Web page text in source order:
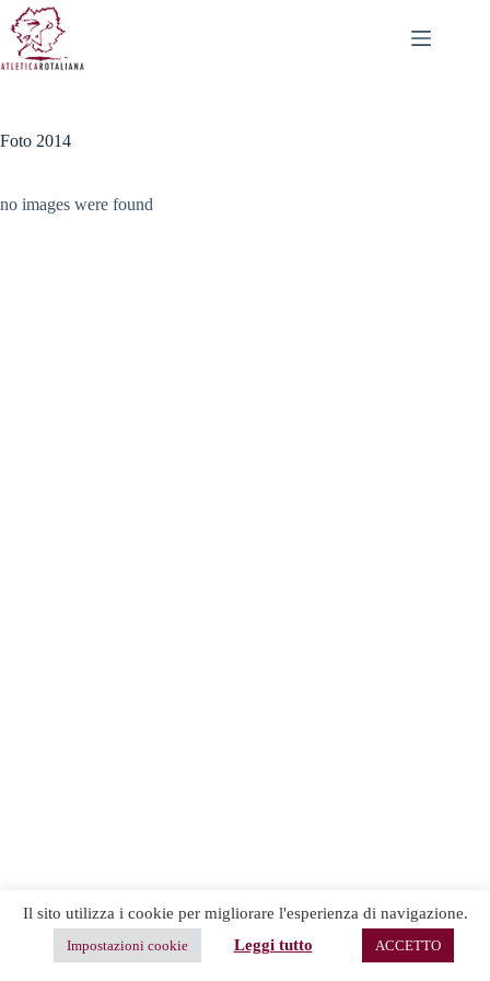
Salta
al
contenuto
Foto 2014
no images were found
Copyright © 2026 -
Terms & Services |Privacy
Il sito utilizza i cookie per migliorare l'esperienza di navigazione.
Impostazioni cookie Leggi tutto ACCETTO